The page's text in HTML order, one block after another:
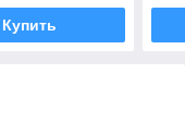
Купить